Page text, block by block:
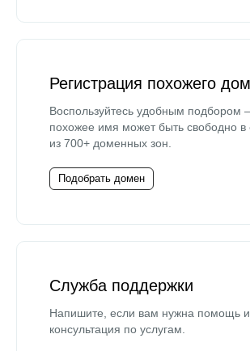
Регистрация похожего
Воспользуйтесь удобным подбором
похожее имя может быть свободно в
из 700+ доменных зон.
Подобрать домен
Служба поддержки
Напишите, если вам нужна помощь
консультация по услугам.